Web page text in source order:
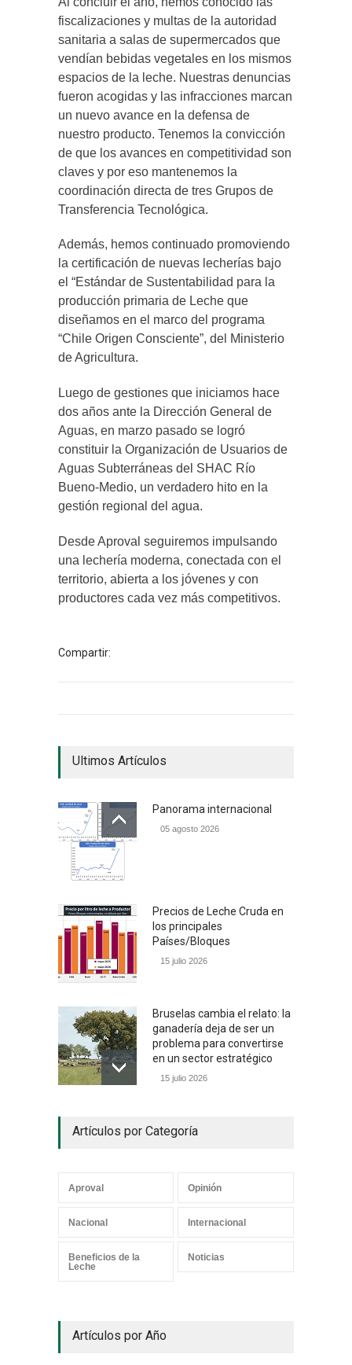
fiscalizaciones y multas de la autoridad
sanitaria a salas de supermercados que
vendían bebidas vegetales en los mismos
espacios de la leche. Nuestras denuncias
fueron acogidas y las infracciones marcan
un nuevo avance en la defensa de
nuestro producto. Tenemos la convicción
de que los avances en competitividad son
claves y por eso mantenemos la
coordinación directa de tres Grupos de
Transferencia Tecnológica.
Además, hemos continuado promoviendo
la certificación de nuevas lecherías bajo
el “Estándar de Sustentabilidad para la
producción primaria de Leche que
diseñamos en el marco del programa
“Chile Origen Consciente”, del Ministerio
de Agricultura.
Luego de gestiones que iniciamos hace
dos años ante la Dirección General de
Aguas, en marzo pasado se logró
constituir la Organización de Usuarios de
Aguas Subterráneas del SHAC Río
Bueno-Medio, un verdadero hito en la
gestión regional del agua.
Desde Aproval seguiremos impulsando
una lechería moderna, conectada con el
territorio, abierta a los jóvenes y con
productores cada vez más competitivos.
Compartir:
Ultimos Artículos
Panorama internacional
05 agosto 2026
Precios de Leche Cruda en
los principales
Países/Bloques
15 julio 2026
Bruselas cambia el relato: la
ganadería deja de ser un
problema para convertirse
en un sector estratégico
15 julio 2026
05 julio 2026
Los mensajes correctos
cuándo?
Artículos por Categoría
Aproval Opinión
Nacional Internacional
Beneficios de la
Leche
Noticias
Artículos por Año